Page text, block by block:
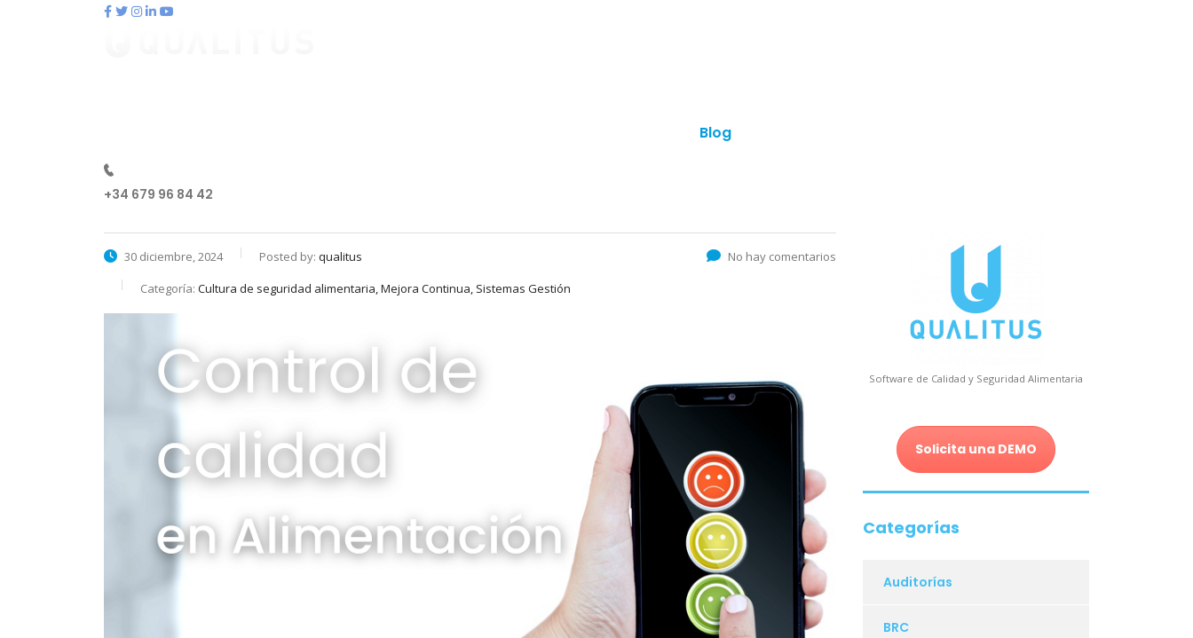
Blog
+34 679 96 84 42
30 diciembre, 2024 Posted by: qualitus
Categoría: Cultura de seguridad alimentaria, Mejora Continua, Sistemas Gestión
No hay comentarios
Software de Calidad y Seguridad Alimentaria
Solicita una DEMO
Categorías
Auditorías
BRC